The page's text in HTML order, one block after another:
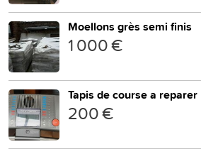
Moellons grès semi finis
1 000 €
Tapis de course a reparer
200 €